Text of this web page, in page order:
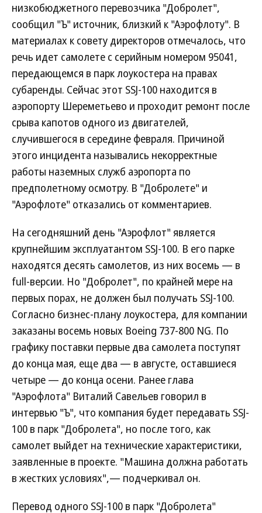
низкобюджетного перевозчика "Добролет",
сообщил "Ъ" источник, близкий к "Аэрофлоту". В
материалах к совету директоров отмечалось, что
речь идет самолете с серийным номером 95041,
передающемся в парк лоукостера на правах
субаренды. Сейчас этот SSJ-100 находится в
аэропорту Шереметьево и проходит ремонт после
срыва капотов одного из двигателей,
случившегося в середине февраля. Причиной
этого инцидента назывались некорректные
работы наземных служб аэропорта по
предполетному осмотру. В "Добролете" и
"Аэрофлоте" отказались от комментариев.
На сегодняшний день "Аэрофлот" является
крупнейшим эксплуатантом SSJ-100. В его парке
находятся десять самолетов, из них восемь — в
full-версии. Но "Добролет", по крайней мере на
первых порах, не должен был получать SSJ-100.
Согласно бизнес-плану лоукостера, для компании
заказаны восемь новых Boeing 737-800 NG. По
графику поставки первые два самолета поступят
до конца мая, еще два — в августе, оставшиеся
четыре — до конца осени. Ранее глава
"Аэрофлота" Виталий Савельев говорил в
интервью "Ъ", что компания будет передавать SSJ-
100 в парк "Добролета", но после того, как
самолет выйдет на технические характеристики,
заявленные в проекте. "Машина должна работать
в жестких условиях",— подчеркивал он.
Перевод одного SSJ-100 в парк "Добролета"